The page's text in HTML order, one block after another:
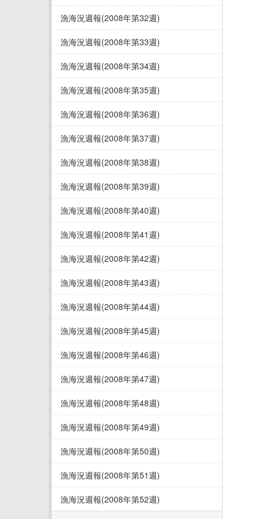
漁海況週報(2008年第32週)
漁海況週報(2008年第33週)
漁海況週報(2008年第34週)
漁海況週報(2008年第35週)
漁海況週報(2008年第36週)
漁海況週報(2008年第37週)
漁海況週報(2008年第38週)
漁海況週報(2008年第39週)
漁海況週報(2008年第40週)
漁海況週報(2008年第41週)
漁海況週報(2008年第42週)
漁海況週報(2008年第43週)
漁海況週報(2008年第44週)
漁海況週報(2008年第45週)
漁海況週報(2008年第46週)
漁海況週報(2008年第47週)
漁海況週報(2008年第48週)
漁海況週報(2008年第49週)
漁海況週報(2008年第50週)
漁海況週報(2008年第51週)
漁海況週報(2008年第52週)